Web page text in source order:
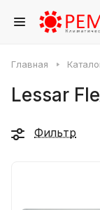
Главная
Lessar
Фильтр